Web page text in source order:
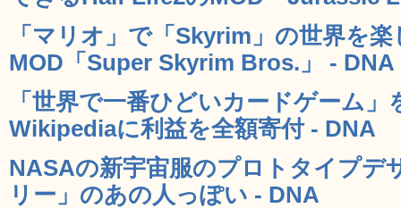
「マリオ」で「Skyrim」の世界を
MOD「Super Skyrim Bros.」 - DNA
「世界で一番ひどいカードゲーム
Wikipediaに利益を全額寄付 - DNA
NASAの新宇宙服のプロトタイプデ
リー」のあの人っぽい - DNA